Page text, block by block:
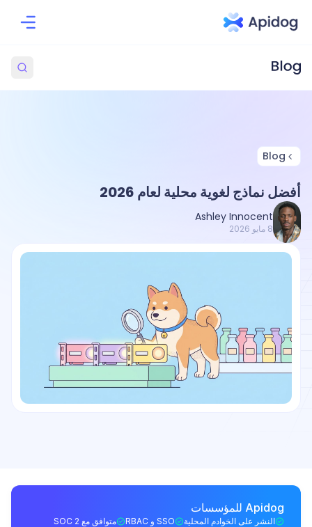
Blog
أفضل نماذج لغوية محلية لعام 2026
Ashley Innocent
8 مايو 2026
Apidog للمؤسسات
النشر على الخوادم المحلية SSO و RBAC متوافق مع SOC 2